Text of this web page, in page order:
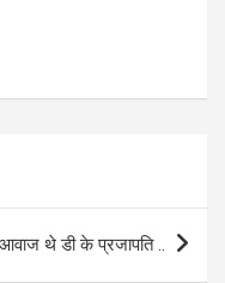
थे डी के प्रजापति ..